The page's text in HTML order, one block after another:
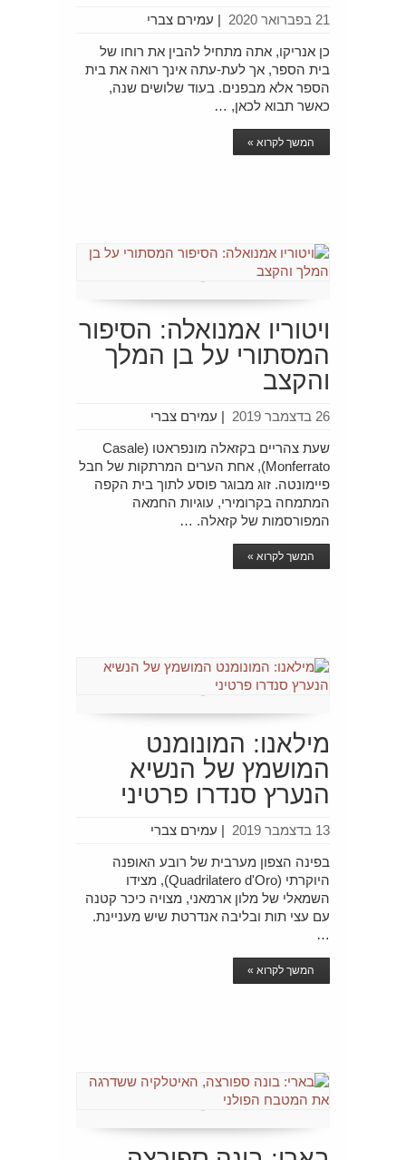
עמירם צברי | 21 בפברואר 2020
כן אנריקו, אתה מתחיל להבין את רוחו של
בית הספר, אך לעת-עתה אינך רואה את בית
הספר אלא מבפנים. בעוד שלושים שנה,
כאשר תבוא לכאן, …
המשך לקרוא »
ויטוריו אמנואלה: הסיפור
המסתורי על בן המלך
והקצב
עמירם צברי | 26 בדצמבר 2019
שעת צהריים בקזאלה מונפראטו (Casale
Monferrato), אחת הערים המרתקות של חבל
פיימונטה. זוג מבוגר פוסע לתוך בית הקפה
המתמחה בקרומירי, עוגיות החמאה
המפורסמות של קזאלה. …
המשך לקרוא »
מילאנו: המונומנט
המושמץ של הנשיא
הנערץ סנדרו פרטיני
עמירם צברי | 13 בדצמבר 2019
בפינה הצפון מערבית של רובע האופנה
היוקרתי (Quadrilatero d'Oro), מצידו
השמאלי של מלון ארמאני, מצויה כיכר קטנה
עם עצי תות ובליבה אנדרטת שיש מעניינת.
…
המשך לקרוא »